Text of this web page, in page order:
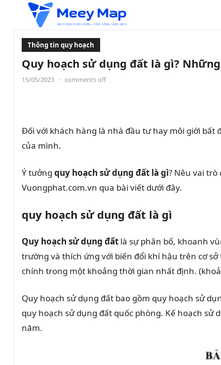
Thông tin quy hoạch
Quy hoạch sử dụng đất là gì?
15/05/2023 • comments off
Đối với khách hàng là nhà đầu tư hay môi giới
của mình.
Ý tưởng quy hoạch sử dụng đất là gì? Nêu vai
Vuongphat.com.vn qua bài viết dưới đây.
quy hoạch sử dụng đất là gì
Quy hoạch sử dụng đất là sự phân bố, khoanh
trường và thích ứng với biến đổi khí hậu trên cơ
chính trong một khoảng thời gian nhất định.
Quy hoạch sử dụng đất bao gồm quy hoạch sử
quy hoạch sử dụng đất quốc phòng. Kế hoạch sử
năm.